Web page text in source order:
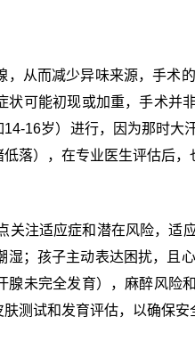
从而减少异味来源，手术
可能初现或加重，手术并
16岁）进行，因为那时大
落），在专业医生评估后，
注适应症和潜在风险，适
；孩子主动表达困扰，且
未完全发育），麻醉风险
测试和发育评估，以确保安